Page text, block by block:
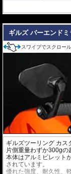
ギルズ バーエンドミ
スワイプでスクロー
ギルズツーリング カス
片側重量わずか300gの
本体はアルミビレット
されています。
優れた強度、耐久性、